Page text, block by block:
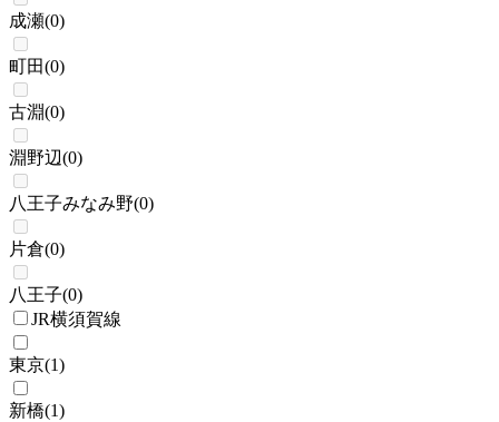
成瀬(0)
町田(0)
古淵(0)
淵野辺(0)
八王子みなみ野(0)
片倉(0)
八王子(0)
JR横須賀線
東京(1)
新橋(1)